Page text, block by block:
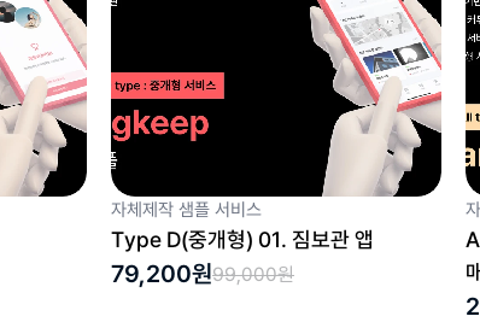
자체제작 샘플 서비스
Type D(중개형) 01. 짐보관 앱
79,200원99,000원